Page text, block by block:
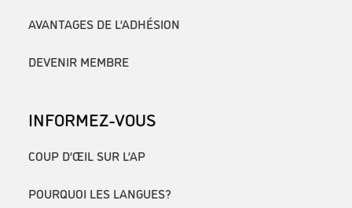
AVANTAGES DE L’ADHÉSION
DEVENIR MEMBRE
INFORMEZ-VOUS
COUP D’ŒIL SUR L’AP
POURQUOI LES LANGUES?